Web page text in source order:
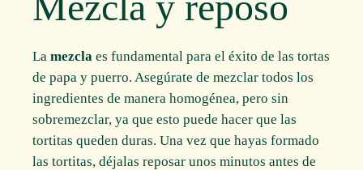
Lamezcla es fundamental para el éxito de las tortas
de papa y puerro. Asegúrate de mezclar todos los
ingredientes de manera homogénea, pero sin
sobremezclar, ya que esto puede hacer que las
tortitas queden duras. Una vez que hayas formado
las tortitas, déjalas reposar unos minutos antes de